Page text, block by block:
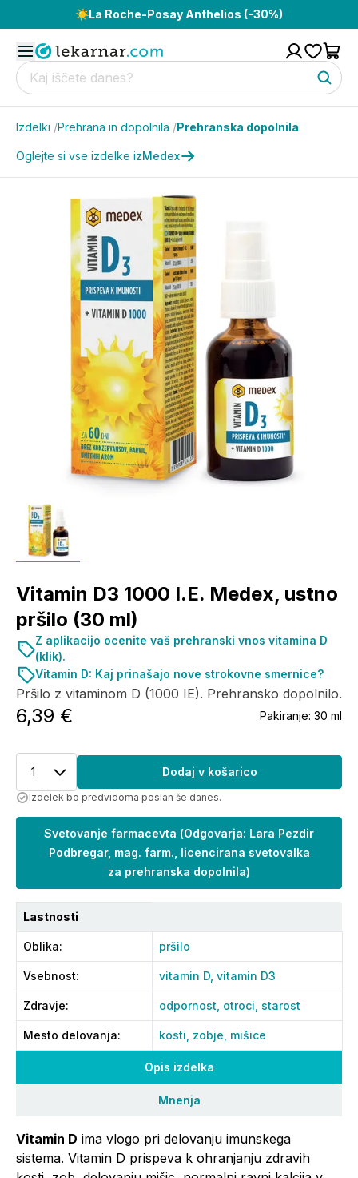
☀️La Roche-Posay Anthelios (-30%)
Izdelki /Prehrana in dopolnila /Prehranska dopolnila
Oglejte si vse izdelke izMedex
Opis izdelka
Mnenja
Vitamin D ima vlogo pri delovanju imunskega
sistema. Vitamin D prispeva k ohranjanju zdravih
Vitamin D3 1000 I.E. Medex, ustno
pršilo (30 ml)
Pršilo z vitaminom D (1000 IE). Prehransko dopolnilo.
6,39 € Pakiranje: 30 ml
Z aplikacijo ocenite vaš prehranski vnos vitamina D
(klik).
Vitamin D: Kaj prinašajo nove strokovne smernice?
1 Dodaj v košarico
Izdelek bo predvidoma poslan še danes.
Svetovanje farmacevta (Odgovarja: Lara Pezdir
Podbregar, mag. farm., licencirana svetovalka
za prehranska dopolnila)
Lastnosti
Oblika: pršilo
Vsebnost: vitamin D, vitamin D3
Zdravje: odpornost, otroci, starost
Mesto delovanja: kosti, zobje, mišice